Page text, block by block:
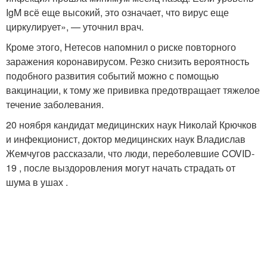
IgM всё еще высокий, это означает, что вирус еще
циркулирует», — уточнил врач.
Кроме этого, Нетесов напомнил о риске повторного
заражения коронавирусом. Резко снизить вероятность
подобного развития событий можно с помощью
вакцинации, к тому же прививка предотвращает тяжелое
течение заболевания.
20 ноября кандидат медицинских наук Николай Крючков
и инфекционист, доктор медицинских наук Владислав
Жемчугов рассказали, что люди, переболевшие COVID-
19 , после выздоровления могут начать страдать от
шума в ушах .